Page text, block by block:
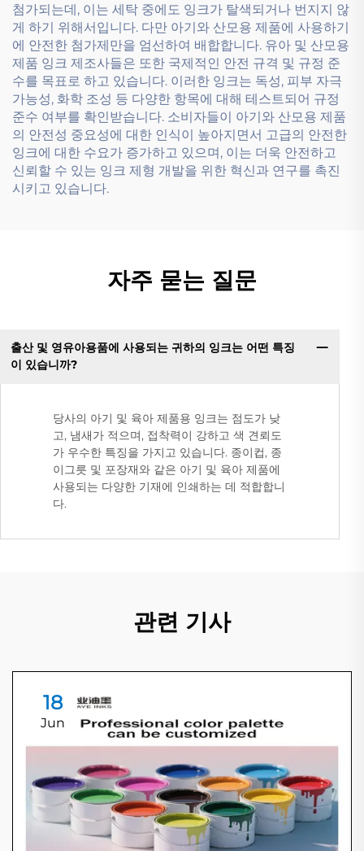
첨가되는데, 이는 세탁 중에도 잉크가 탈색되거나 번지지 않
게 하기 위해서입니다. 다만 아기와 산모용 제품에 사용하기
에 안전한 첨가제만을 엄선하여 배합합니다. 유아 및 산모용
제품 잉크 제조사들은 또한 국제적인 안전 규격 및 규정 준
수를 목표로 하고 있습니다. 이러한 잉크는 독성, 피부 자극
가능성, 화학 조성 등 다양한 항목에 대해 테스트되어 규정
준수 여부를 확인받습니다. 소비자들이 아기와 산모용 제품
의 안전성 중요성에 대한 인식이 높아지면서 고급의 안전한
잉크에 대한 수요가 증가하고 있으며, 이는 더욱 안전하고
신뢰할 수 있는 잉크 제형 개발을 위한 혁신과 연구를 촉진
시키고 있습니다.
자주 묻는 질문
출산 및 영유아용품에 사용되는 귀하의 잉크는 어떤 특징
이 있습니까?
당사의 아기 및 육아 제품용 잉크는 점도가 낮
고, 냄새가 적으며, 접착력이 강하고 색 견뢰도
가 우수한 특징을 가지고 있습니다. 종이컵, 종
이그릇 및 포장재와 같은 아기 및 육아 제품에
사용되는 다양한 기재에 인쇄하는 데 적합합니
다.
관련 기사
18
Jun